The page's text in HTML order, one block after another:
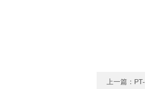
上一篇：